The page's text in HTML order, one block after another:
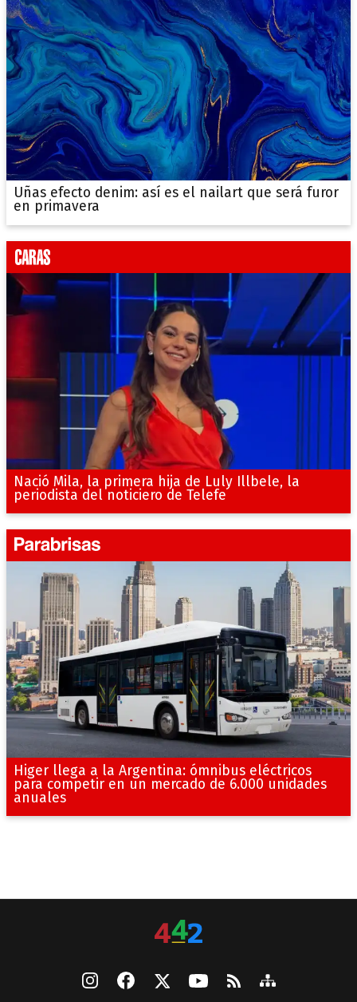
Uñas efecto denim: así es el nailart que será furor
en primavera
Nació Mila, la primera hija de Luly Illbele, la
periodista del noticiero de Telefe
Higer llega a la Argentina: ómnibus eléctricos
para competir en un mercado de 6.000 unidades
anuales